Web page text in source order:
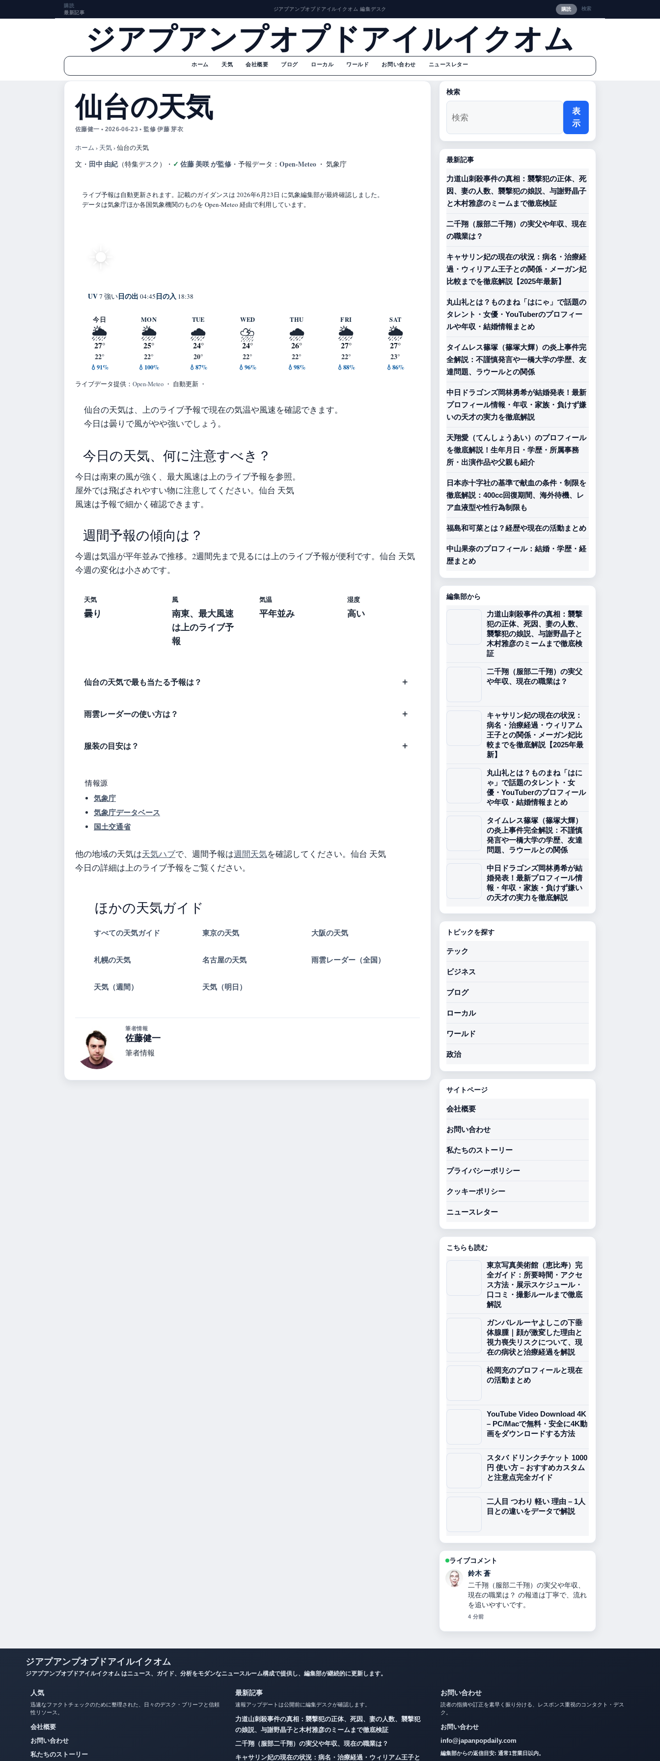
購読
最新記事
ジアプアンプオプドアイルイクオム 編集デスク 購読 検索
ジアプアンプオプドアイルイクオム
ホーム 天気 会社概要 ブログ ローカル ワールド お問い合わせ ニュースレター
仙台の天気
佐藤健一 • 2026-06-23 • 監修 伊藤 芽衣
ホーム › 天気›仙台の天気
文・ 田中 由紀（特集デスク） ・ 佐藤 美咲 が監修 ・ 予報データ： Open-Meteo ・ 気象庁
ライブ予報は自動更新されます。記載のガイダンスは 2026年6月23日 に気象編集部が最終確認しました。
データは気象庁ほか各国気象機関のものを Open-Meteo 経由で利用しています。
☀️
UV7 強い日の出 04:45日の入 18:38
今日
🌦️
27°
22°
💧91%
MON
🌦️
25°
22°
💧100%
TUE
🌧️
24°
20°
💧87%
WED
⛈️
24°
22°
💧96%
THU
🌧️
26°
22°
💧98%
FRI
🌦️
27°
22°
💧88%
SAT
🌦️
27°
23°
💧86%
ライブデータ提供： Open-Meteo ・ 自動更新 ・
仙台の天気は、上のライブ予報で現在の気温や風速を確認できます。
今日は曇りで風がやや強いでしょう。
今日の天気、何に注意すべき？
今日は南東の風が強く、最大風速は上のライブ予報を参照。
屋外では飛ばされやすい物に注意してください。仙台 天気
風速は予報で細かく確認できます。
週間予報の傾向は？
今週は気温が平年並みで推移。2週間先まで見るには上のライブ予報が便利です。仙台 天気
今週の変化は小さめです。
天気
曇り
風
南東、最大風速
は上のライブ予
報
気温
平年並み
湿度
高い
仙台の天気で最も当たる予報は？
雨雲レーダーの使い方は？
服装の目安は？
情報源
気象庁
気象庁データベース
国土交通省
他の地域の天気は天気ハブで、週間予報は週間天気を確認してください。仙台 天気
今日の詳細は上のライブ予報をご覧ください。
ほかの天気ガイド
すべての天気ガイド 東京の天気 大阪の天気
札幌の天気 名古屋の天気 雨雲レーダー（全国）
天気（週間） 天気（明日）
筆者情報
佐藤健一
筆者情報
検索
表
示
最新記事
力道山刺殺事件の真相：襲撃犯の正体、死
因、妻の人数、襲撃犯の娘説、与謝野晶子
と木村雅彦のミームまで徹底検証
二千翔（服部二千翔）の実父や年収、現在
の職業は？
キャサリン妃の現在の状況：病名・治療経
過・ウィリアム王子との関係・メーガン妃
比較までを徹底解説【2025年最新】
丸山礼とは？ものまね「はにゃ」で話題の
タレント・女優・YouTuberのプロフィー
ルや年収・結婚情報まとめ
タイムレス篠塚（篠塚大輝）の炎上事件完
全解説：不謹慎発言や一橋大学の学歴、友
達問題、ラウールとの関係
中日ドラゴンズ岡林勇希が結婚発表！最新
プロフィール情報・年収・家族・負けず嫌
いの天才の実力を徹底解説
天翔愛（てんしょうあい）のプロフィール
を徹底解説！生年月日・学歴・所属事務
所・出演作品や父親も紹介
日本赤十字社の基準で献血の条件・制限を
徹底解説：400cc回復期間、海外待機、レ
ア血液型や性行為制限も
福島和可菜とは？経歴や現在の活動まとめ
中山果奈のプロフィール：結婚・学歴・経
歴まとめ
編集部から
力道山刺殺事件の真相：襲撃
犯の正体、死因、妻の人数、
襲撃犯の娘説、与謝野晶子と
木村雅彦のミームまで徹底検
証
二千翔（服部二千翔）の実父
や年収、現在の職業は？
キャサリン妃の現在の状況：
病名・治療経過・ウィリアム
王子との関係・メーガン妃比
較までを徹底解説【2025年最
新】
丸山礼とは？ものまね「はに
ゃ」で話題のタレント・女
優・YouTuberのプロフィール
や年収・結婚情報まとめ
タイムレス篠塚（篠塚大輝）
の炎上事件完全解説：不謹慎
発言や一橋大学の学歴、友達
問題、ラウールとの関係
中日ドラゴンズ岡林勇希が結
婚発表！最新プロフィール情
報・年収・家族・負けず嫌い
の天才の実力を徹底解説
トピックを探す
テック
ビジネス
ブログ
ローカル
ワールド
政治
サイトページ
会社概要
お問い合わせ
私たちのストーリー
プライバシーポリシー
クッキーポリシー
ニュースレター
こちらも読む
東京写真美術館（恵比寿）完
全ガイド：所要時間・アクセ
ス方法・展示スケジュール・
口コミ・撮影ルールまで徹底
解説
ガンバレルーヤよしこの下垂
体腺腫｜顔が激変した理由と
視力喪失リスクについて、現
在の病状と治療経過を解説
松岡充のプロフィールと現在
の活動まとめ
YouTube Video Download 4K
– PC/Macで無料・安全に4K動
画をダウンロードする方法
スタバ ドリンクチケット 1000
円 使い方 – おすすめカスタム
と注意点完全ガイド
二人目 つわり 軽い 理由 – 1人
目との違いをデータで解説
ライブコメント
渡辺 結衣
キャサリン妃の現在の状況：病名・治
療経過・ウィリアム王子との関係・メ
ーガン妃比較までを徹底解説【2025年
最新】 周辺の検証がしっかりしていて
ジアプアンプオプドアイルイクオム
ジアプアンプオプドアイルイクオム はニュース、ガイド、分析をモダンなニュースルーム構成で提供し、編集部が継続的に更新します。
人気
性リソース。
会社概要
お問い合わせ
最新記事
速報アップデートは公開前に編集デスクが確認します。
力道山刺殺事件の真相：襲撃犯の正体、死因、妻の人数、襲撃犯
の娘説、与謝野晶子と木村雅彦のミームまで徹底検証
お問い合わせ
ク。
お問い合わせ
info@japanpopdaily.com